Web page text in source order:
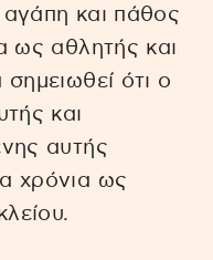
και πάθος
ως αθλητής και
ότι ο
και
αυτής
χρόνια ως